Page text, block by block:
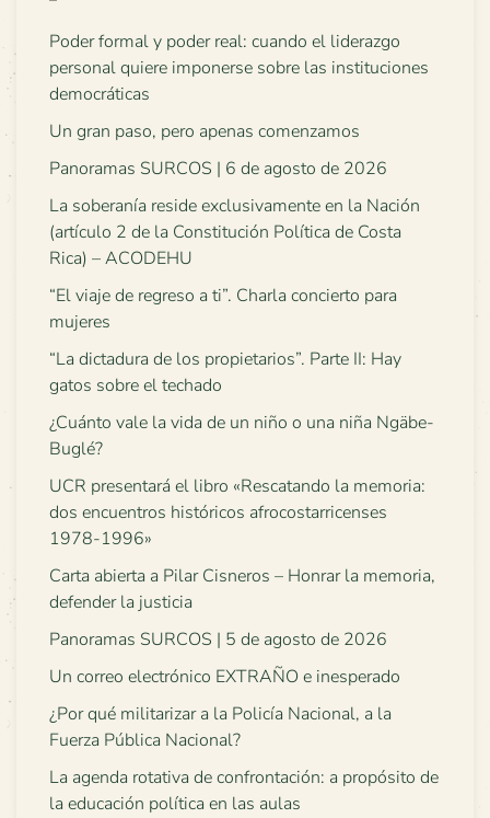
Poder formal y poder real: cuando el liderazgo
personal quiere imponerse sobre las instituciones
democráticas
Un gran paso, pero apenas comenzamos
Panoramas SURCOS | 6 de agosto de 2026
La soberanía reside exclusivamente en la Nación
(artículo 2 de la Constitución Política de Costa
Rica) – ACODEHU
“El viaje de regreso a ti”. Charla concierto para
mujeres
“La dictadura de los propietarios”. Parte II: Hay
gatos sobre el techado
¿Cuánto vale la vida de un niño o una niña Ngäbe-
Buglé?
UCR presentará el libro «Rescatando la memoria:
dos encuentros históricos afrocostarricenses
1978-1996»
Carta abierta a Pilar Cisneros – Honrar la memoria,
defender la justicia
Panoramas SURCOS | 5 de agosto de 2026
Un correo electrónico EXTRAÑO e inesperado
¿Por qué militarizar a la Policía Nacional, a la
Fuerza Pública Nacional?
La agenda rotativa de confrontación: a propósito de
la educación política en las aulas